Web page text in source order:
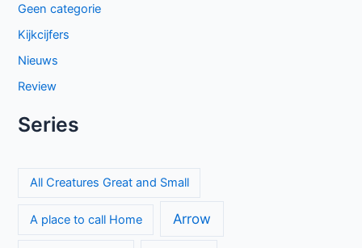
Geen categorie
Kijkcijfers
Nieuws
Review
Series
All Creatures Great and Small
A place to call Home Arrow